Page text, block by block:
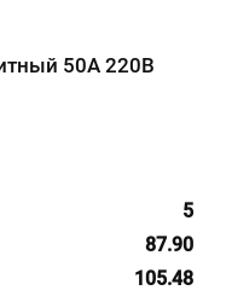
50А 220В
5
87.90
105.48